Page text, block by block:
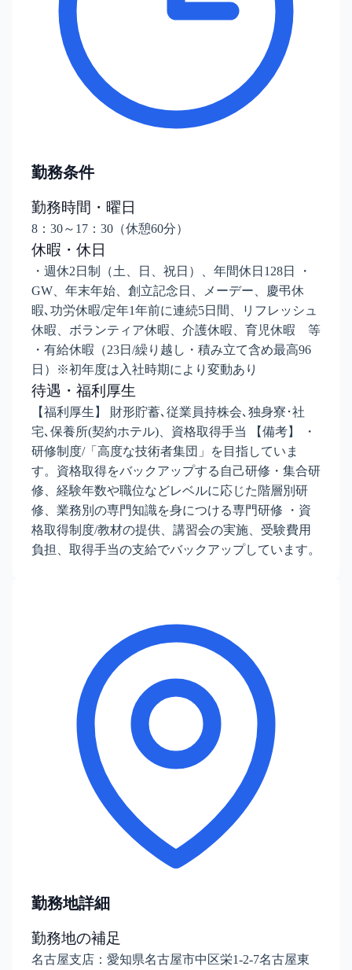
勤務条件
勤務時間・曜日
8：30～17：30（休憩60分）
休暇・休日
・週休2日制（土、日、祝日）、年間休日128日 ・
GW、年末年始、創立記念日、メーデー、慶弔休
暇､功労休暇/定年1年前に連続5日間、リフレッシュ
休暇、ボランティア休暇、介護休暇、育児休暇 等
・有給休暇（23日/繰り越し・積み立て含め最高96
日）※初年度は入社時期により変動あり
待遇・福利厚生
【福利厚生】 財形貯蓄､従業員持株会､独身寮･社
宅､保養所(契約ホテル)、資格取得手当 【備考】 ・
研修制度/「高度な技術者集団」を目指していま
す。資格取得をバックアップする自己研修・集合研
修、経験年数や職位などレベルに応じた階層別研
修、業務別の専門知識を身につける専門研修 ・資
格取得制度/教材の提供、講習会の実施、受験費用
負担、取得手当の支給でバックアップしています。
勤務地詳細
勤務地の補足
名古屋支店：愛知県名古屋市中区栄1-2-7名古屋東